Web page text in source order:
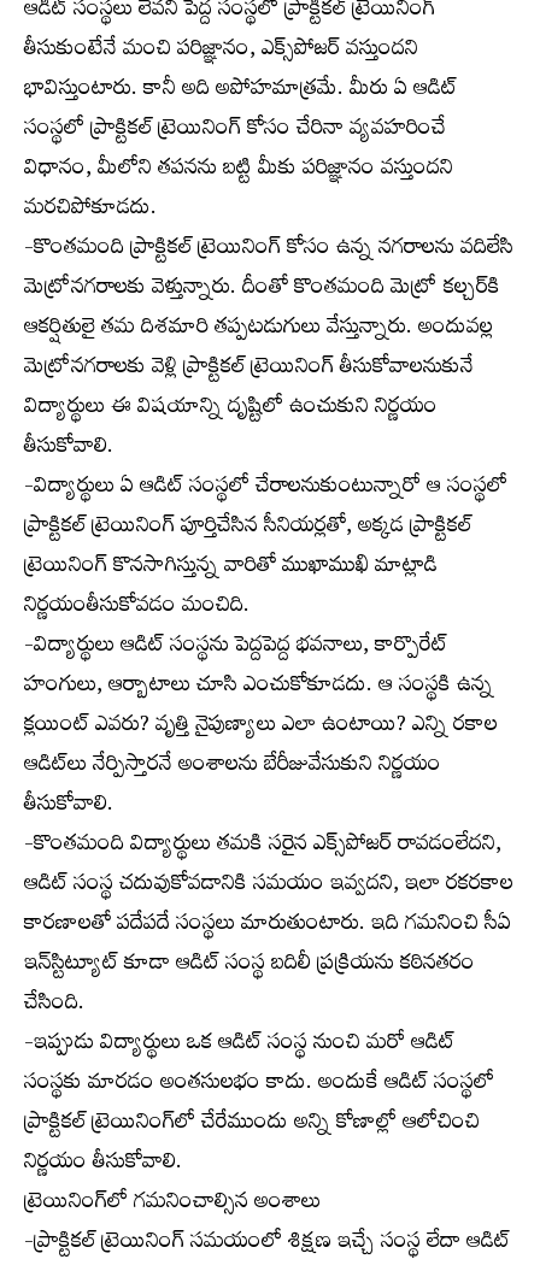
ఆడిట్ సంస్థలు లేవని పెద్ద సంస్థలో ప్రాక్టికల్ ట్రెయినింగ్
తీసుకుంటేనే మంచి పరిజ్ఞానం, ఎక్స్‌పోజర్ వస్తుందని
భావిస్తుంటారు. కానీ అది అపోహమాత్రమే. మీరు ఏ ఆడిట్
సంస్థలో ప్రాక్టికల్ ట్రెయినింగ్ కోసం చేరినా వ్యవహరించే
విధానం, మీలోని తపనను బట్టి మీకు పరిజ్ఞానం వస్తుందని
మరచిపోకూడదు.
-కొంతమంది ప్రాక్టికల్ ట్రెయినింగ్ కోసం ఉన్న నగరాలను వదిలేసి
మెట్రోనగరాలకు వెళ్తున్నారు. దీంతో కొంతమంది మెట్రో కల్చర్‌కి
ఆకర్షితులై తమ దిశమారి తప్పటడుగులు వేస్తున్నారు. అందువల్ల
మెట్రోనగరాలకు వెళ్లి ప్రాక్టికల్ ట్రెయినింగ్ తీసుకోవాలనుకునే
విద్యార్థులు ఈ విషయాన్ని దృష్టిలో ఉంచుకుని నిర్ణయం
తీసుకోవాలి.
-విద్యార్థులు ఏ ఆడిట్ సంస్థలో చేరాలనుకుంటున్నారో ఆ సంస్థలో
ప్రాక్టికల్ ట్రెయినింగ్ పూర్తిచేసిన సీనియర్లతో, అక్కడ ప్రాక్టికల్
ట్రెయినింగ్ కొనసాగిస్తున్న వారితో ముఖాముఖి మాట్లాడి
నిర్ణయంతీసుకోవడం మంచిది.
-విద్యార్థులు ఆడిట్ సంస్థను పెద్దపెద్ద భవనాలు, కార్పొరేట్
హంగులు, ఆర్బాటాలు చూసి ఎంచుకోకూడదు. ఆ సంస్థకి ఉన్న
క్లయింట్ ఎవరు? వృత్తి నైపుణ్యాలు ఎలా ఉంటాయి? ఎన్ని రకాల
ఆడిట్‌లు నేర్పిస్తారనే అంశాలను బేరీజువేసుకుని నిర్ణయం
తీసుకోవాలి.
-కొంతమంది విద్యార్థులు తమకి సరైన ఎక్స్‌పోజర్ రావడంలేదని,
ఆడిట్ సంస్థ చదువుకోవడానికి సమయం ఇవ్వదని, ఇలా రకరకాల
కారణాలతో పదేపదే సంస్థలు మారుతుంటారు. ఇది గమనించి సీఏ
ఇన్‌స్టిట్యూట్ కూడా ఆడిట్ సంస్థ బదిలీ ప్రక్రియను కఠినతరం
చేసింది.
-ఇప్పుడు విద్యార్థులు ఒక ఆడిట్ సంస్థ నుంచి మరో ఆడిట్
సంస్థకు మారడం అంతసులభం కాదు. అందుకే ఆడిట్ సంస్థలో
ప్రాక్టికల్ ట్రెయినింగ్‌లో చేరేముందు అన్ని కోణాల్లో ఆలోచించి
నిర్ణయం తీసుకోవాలి.
ట్రెయినింగ్‌లో గమనించాల్సిన అంశాలు
-ప్రాక్టికల్ ట్రెయినింగ్ సమయంలో శిక్షణ ఇచ్చే సంస్థ లేదా ఆడిట్